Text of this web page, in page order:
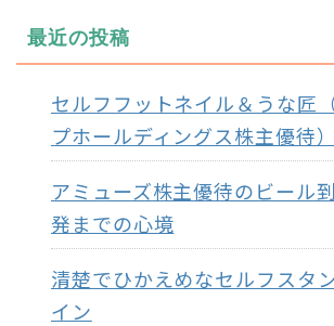
最近の投稿
セルフフットネイル＆うな匠
プホールディングス株主優待）
アミューズ株主優待のビール
発までの心境
清楚でひかえめなセルフスタ
イン